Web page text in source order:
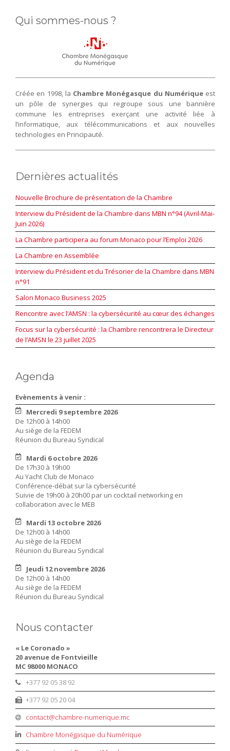
Qui sommes-nous ?
Créée en 1998, la Chambre Monégasque du Numériqueest
un pôle de synergies qui regroupe sous une bannière
commune les entreprises exerçant une activité liée à
l’informatique, aux télécommunications et aux nouvelles
technologies en Principauté.
Dernières actualités
Nouvelle Brochure de présentation de la Chambre
Interview du Président de la Chambre dans MBN n°94 (Avril-Mai-
Juin 2026)
La Chambre participera au forum Monaco pour l’Emploi 2026
La Chambre en Assemblée
Interview du Président et du Trésorier de la Chambre dans MBN
n°91
Salon Monaco Business 2025
Rencontre avec l’AMSN : la cybersécurité au cœur des échanges
Focus sur la cybersécurité : la Chambre rencontrera le Directeur
de l’AMSN le 23 juillet 2025
Agenda
Evènements à venir :
Mercredi 9 septembre 2026
De 12h00 à 14h00
Au siège de la FEDEM
Réunion du Bureau Syndical
Mardi 6 octobre 2026
De 17h30 à 19h00
Au Yacht Club de Monaco
Conférence-débat sur la cybersécurité
Suivie de 19h00 à 20h00 par un cocktail networking en
collaboration avec le MEB
Mardi 13 octobre 2026
De 12h00 à 14h00
Au siège de la FEDEM
Réunion du Bureau Syndical
Jeudi 12 novembre 2026
De 12h00 à 14h00
Au siège de la FEDEM
Réunion du Bureau Syndical
Nous contacter
« Le Coronado »
20 avenue de Fontvieille
MC 98000 MONACO
+377 92 05 38 92
+377 92 05 20 04
contact@chambre-numerique.mc
Chambre Monégasque du Numérique